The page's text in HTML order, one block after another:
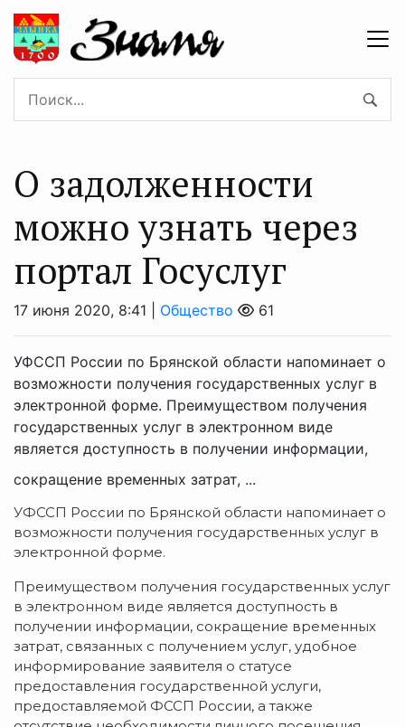
О задолженности
можно узнать через
портал Госуслуг
17 июня 2020, 8:41 | Общество 61
УФССП России по Брянской области напоминает о
возможности получения государственных услуг в
электронной форме. Преимуществом получения
государственных услуг в электронном виде
является доступность в получении информации,
сокращение временных затрат, ...
УФССП России по Брянской области напоминает о
возможности получения государственных услуг в
электронной форме.
Преимуществом получения государственных услуг
в электронном виде является доступность в
получении информации, сокращение временных
затрат, связанных с получением услуг, удобное
информирование заявителя о статусе
предоставления государственной услуги,
предоставляемой ФССП России, а также